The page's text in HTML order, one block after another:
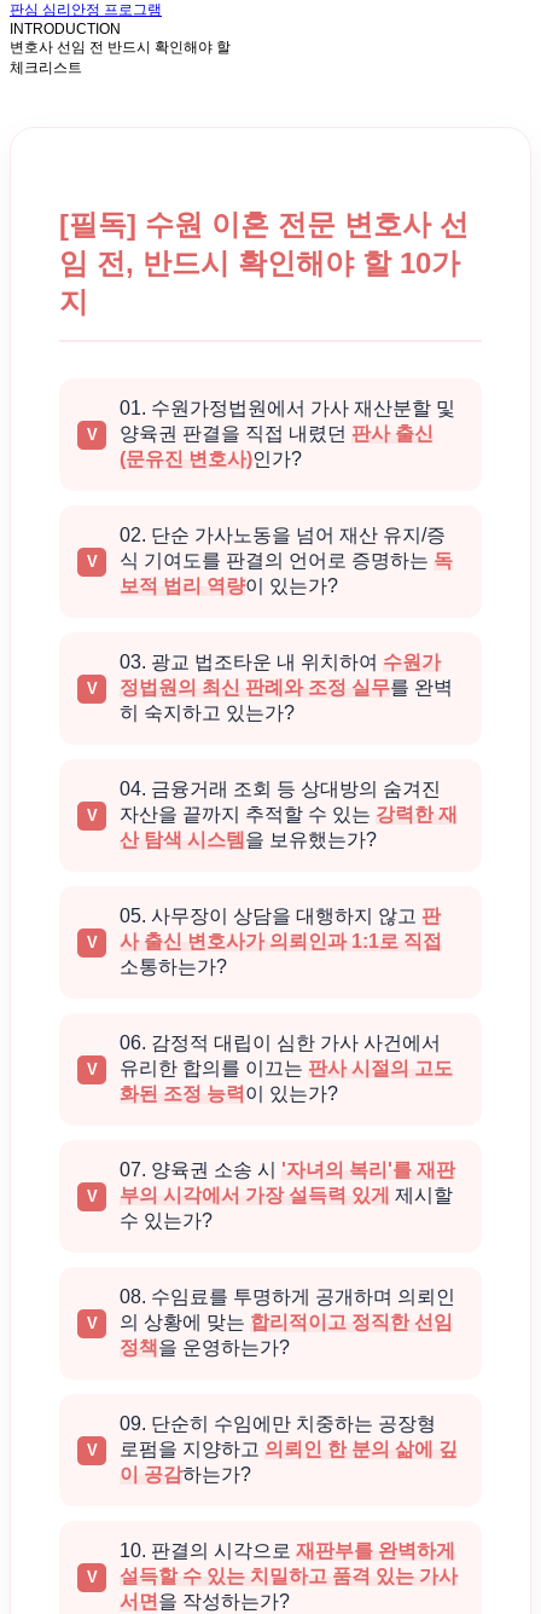
판심 심리안정 프로그램
INTRODUCTION
변호사 선임 전 반드시 확인해야 할
체크리스트
[필독] 수원 이혼 전문 변호사 선
임 전, 반드시 확인해야 할 10가
지
01. 수원가정법원에서 가사 재산분할 및
양육권 판결을 직접 내렸던 판사 출신
(문유진 변호사)인가?
02. 단순 가사노동을 넘어 재산 유지/증
식 기여도를 판결의 언어로 증명하는 독
보적 법리 역량이 있는가?
03. 광교 법조타운 내 위치하여 수원가
정법원의 최신 판례와 조정 실무를 완벽
히 숙지하고 있는가?
04. 금융거래 조회 등 상대방의 숨겨진
자산을 끝까지 추적할 수 있는 강력한 재
산 탐색 시스템 을 보유했는가?
05. 사무장이 상담을 대행하지 않고 판
사 출신 변호사가 의뢰인과 1:1로 직접
소통하는가?
06. 감정적 대립이 심한 가사 사건에서
유리한 합의를 이끄는 판사 시절의 고도
화된 조정 능력 이 있는가?
07. 양육권 소송 시 '자녀의 복리'를 재판
부의 시각에서 가장 설득력 있게 제시할
수 있는가?
08. 수임료를 투명하게 공개하며 의뢰인
의 상황에 맞는 합리적이고 정직한 선임
정책 을 운영하는가?
09. 단순히 수임에만 치중하는 공장형
로펌을 지양하고 의뢰인 한 분의 삶에 깊
이 공감하는가?
10. 판결의 시각으로 재판부를 완벽하게
설득할 수 있는 치밀하고 품격 있는 가사
서면 을 작성하는가?